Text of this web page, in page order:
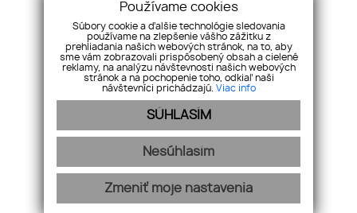
Nehnuteľnosti
O nás
Blog
Náš tím
Pobočky
Odstúpenie od zmluvy
Používame cookies
Súbory cookie a ďalšie technológie sledovania
používame na zlepšenie vášho zážitku z
prehliadania našich webových stránok, na to, aby
sme vám zobrazovali prispôsobený obsah a cielené
reklamy, na analýzu návštevnosti našich webových
stránok a na pochopenie toho, odkiaľ naši
návštevníci prichádzajú. Viac info
SÚHLASÍM
Nesúhlasím
Zmeniť moje nastavenia